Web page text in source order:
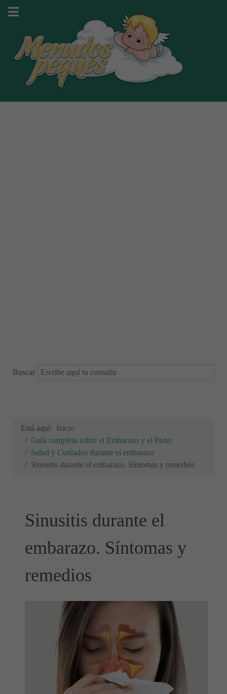
Buscar
Está aquí: Inicio
Guía completa sobre el Embarazo y el Parto
Salud y Cuidados durante el embarazo
Sinusitis durante el embarazo. Síntomas y remedios
Sinusitis durante el
embarazo. Síntomas y
remedios